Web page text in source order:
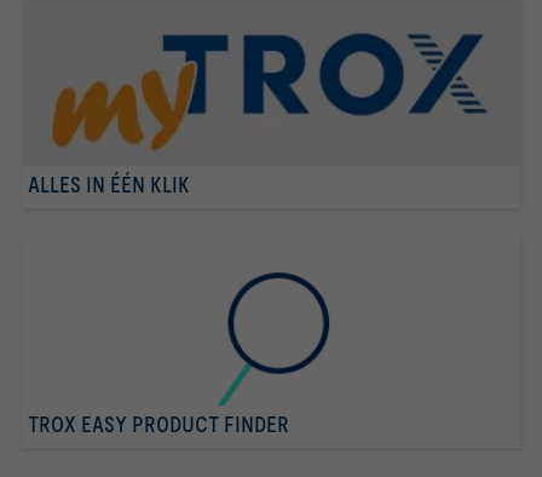
ALLES IN ÉÉN KLIK
TROX EASY PRODUCT FINDER